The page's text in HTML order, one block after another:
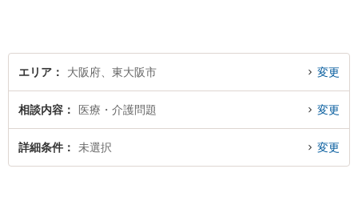
エリア 大阪府、東大阪市 変更
相談内容 医療・介護問題 変更
詳細条件 未選択 変更